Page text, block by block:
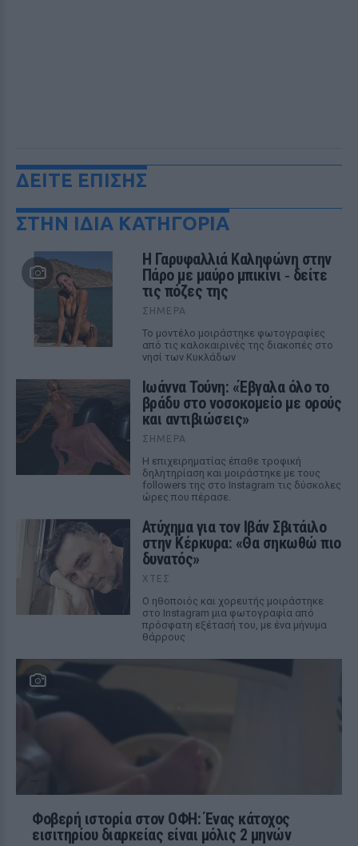
ΔΕΙΤΕ ΕΠΙΣΗΣ
ΣΤΗΝ ΙΔΙΑ ΚΑΤΗΓΟΡΙΑ
Η Γαρυφαλλιά Καληφώνη στην
Πάρο με μαύρο μπικίνι ‑ δείτε
τις πόζες της
ΣΉΜΕΡΑ
Το μοντέλο μοιράστηκε φωτογραφίες
από τις καλοκαιρινές της διακοπές στο
νησί των Κυκλάδων
Ιωάννα Τούνη: «Έβγαλα όλο το
βράδυ στο νοσοκομείο με ορούς
και αντιβιώσεις»
ΣΉΜΕΡΑ
Η επιχειρηματίας έπαθε τροφική
δηλητηρίαση και μοιράστηκε με τους
followers της στο Instagram τις δύσκολες
ώρες που πέρασε.
Ατύχημα για τον Ιβάν Σβιτάιλο
στην Κέρκυρα: «Θα σηκωθώ πιο
δυνατός»
ΧΤΕΣ
Ο ηθοποιός και χορευτής μοιράστηκε
στο Instagram μια φωτογραφία από
πρόσφατη εξέτασή του, με ένα μήνυμα
θάρρους
Φοβερή ιστορία στον ΟΦΗ: Ένας κάτοχος
εισιτηρίου διαρκείας είναι μόλις 2 μηνών